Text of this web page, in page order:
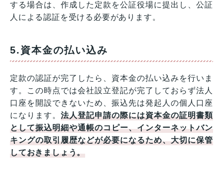
する場合は、作成した定款を公証役場に提出し、公証
人による認証を受ける必要があります。
5.資本金の払い込み
定款の認証が完了したら、資本金の払い込みを行いま
す。この時点では会社設立登記が完了しておらず法人
口座を開設できないため、振込先は発起人の個人口座
になります。法人登記申請の際には資本金の証明書類
として振込明細や通帳のコピー、インターネットバン
キングの取引履歴などが必要になるため、大切に保管
しておきましょう。